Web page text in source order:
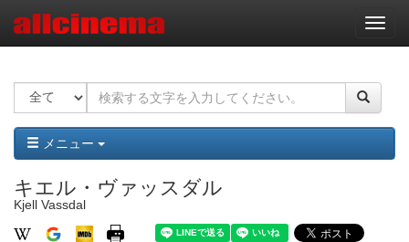
ナ
ビ
ー
ョ
ン
メニュー
キエル・ヴァッスダル
Kjell Vassdal